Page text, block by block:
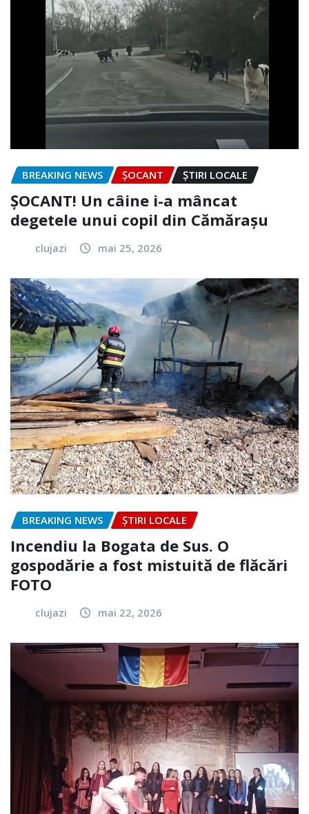
BREAKING NEWS ȘOCANT ȘTIRI LOCALE
ȘOCANT! Un câine i-a mâncat
degetele unui copil din Cămărașu
clujazi mai 25, 2026
BREAKING NEWS ȘTIRI LOCALE
Incendiu la Bogata de Sus. O
gospodărie a fost mistuită de flăcări
FOTO
clujazi mai 22, 2026